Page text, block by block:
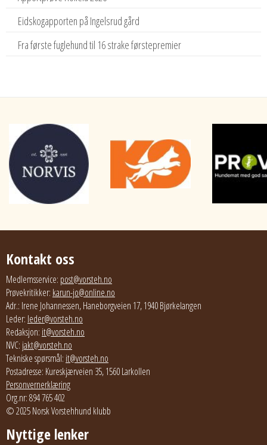
Eidskogapporten på Ingelsrud gård
Fra første fuglehund til 16 strake førstepremier
Kontakt oss
Medlemsservice: post@vorsteh.no
Prøvekritikker: karun-jo@online.no
Adr.: Irene Johannessen, Haneborgveien 17, 1940 Bjørkelangen
Leder: leder@vorsteh.no
Redaksjon: it@vorsteh.no
NVC: jakt@vorsteh.no
Tekniske spørsmål: it@vorsteh.no
Postadresse: Kureskjærveien 35, 1560 Larkollen
Personvernerklæring
Org.nr: 894 765 402
© 2025 Norsk Vorstehhund klubb
Nyttige lenker